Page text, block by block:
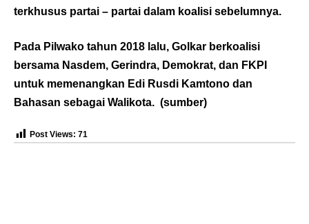
terkhusus partai – partai dalam koalisi sebelumnya.
Pada Pilwako tahun 2018 lalu, Golkar berkoalisi
bersama Nasdem, Gerindra, Demokrat, dan FKPI
untuk memenangkan Edi Rusdi Kamtono dan
Bahasan sebagai Walikota. (sumber)
Post Views: 71